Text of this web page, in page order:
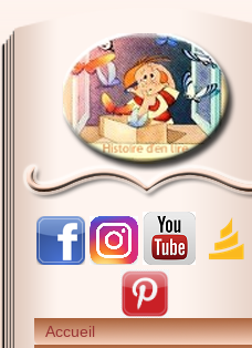
Accueil